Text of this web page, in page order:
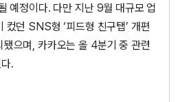
예정이다. 다만 지난 9월 대규모 업
컸던 SNS형 ‘피드형 친구탭’ 개편
으며, 카카오는 올 4분기 중 관련
.